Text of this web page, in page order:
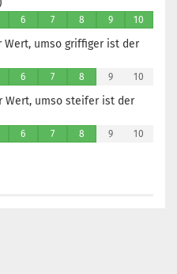
6 7 8 9 10
umso griffiger ist der
6 7 8 9 10
Wert, umso steifer ist der
6 7 8 9 10